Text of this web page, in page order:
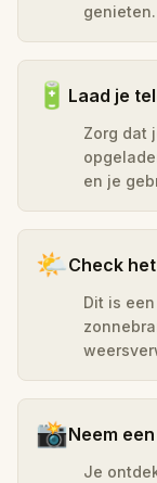
genieten.
🔋 Laad je
Zorg dat
en je
🌤️Check
Dit is
📸Neem
Je